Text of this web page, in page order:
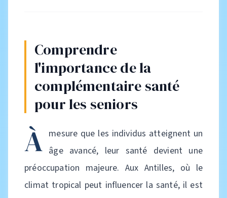
Comprendre
l'importance de la
complémentaire santé
pour les seniors
À mesure que les individus atteignent un
âge avancé, leur santé devient une
préoccupation majeure. Aux Antilles, où le
climat tropical peut influencer la santé, il est